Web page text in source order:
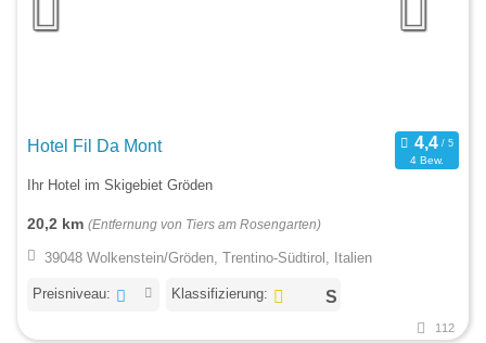
Hotel Fil Da Mont
4 Bew.
Ihr Hotel im Skigebiet Gröden
20,2 km (Entfernung von Tiers am Rosengarten)
39048 Wolkenstein/Gröden, Trentino-Südtirol, Italien
Preisniveau: Klassifizierung:
112